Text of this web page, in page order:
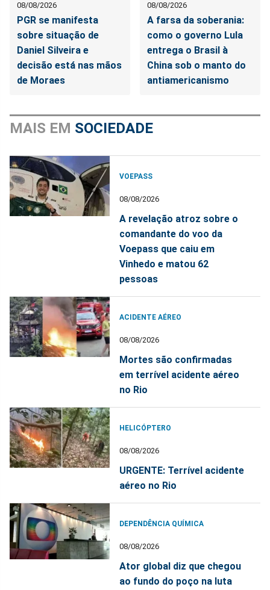
08/08/2026
PGR se manifesta
sobre situação de
Daniel Silveira e
decisão está nas mãos
de Moraes
08/08/2026
A farsa da soberania:
como o governo Lula
entrega o Brasil à
China sob o manto do
antiamericanismo
MAIS EM SOCIEDADE
VOEPASS
08/08/2026
A revelação atroz sobre o
comandante do voo da
Voepass que caiu em
Vinhedo e matou 62
pessoas
ACIDENTE AÉREO
08/08/2026
Mortes são confirmadas
em terrível acidente aéreo
no Rio
HELICÓPTERO
08/08/2026
URGENTE: Terrível acidente
aéreo no Rio
DEPENDÊNCIA QUÍMICA
08/08/2026
Ator global diz que chegou
ao fundo do poço na luta